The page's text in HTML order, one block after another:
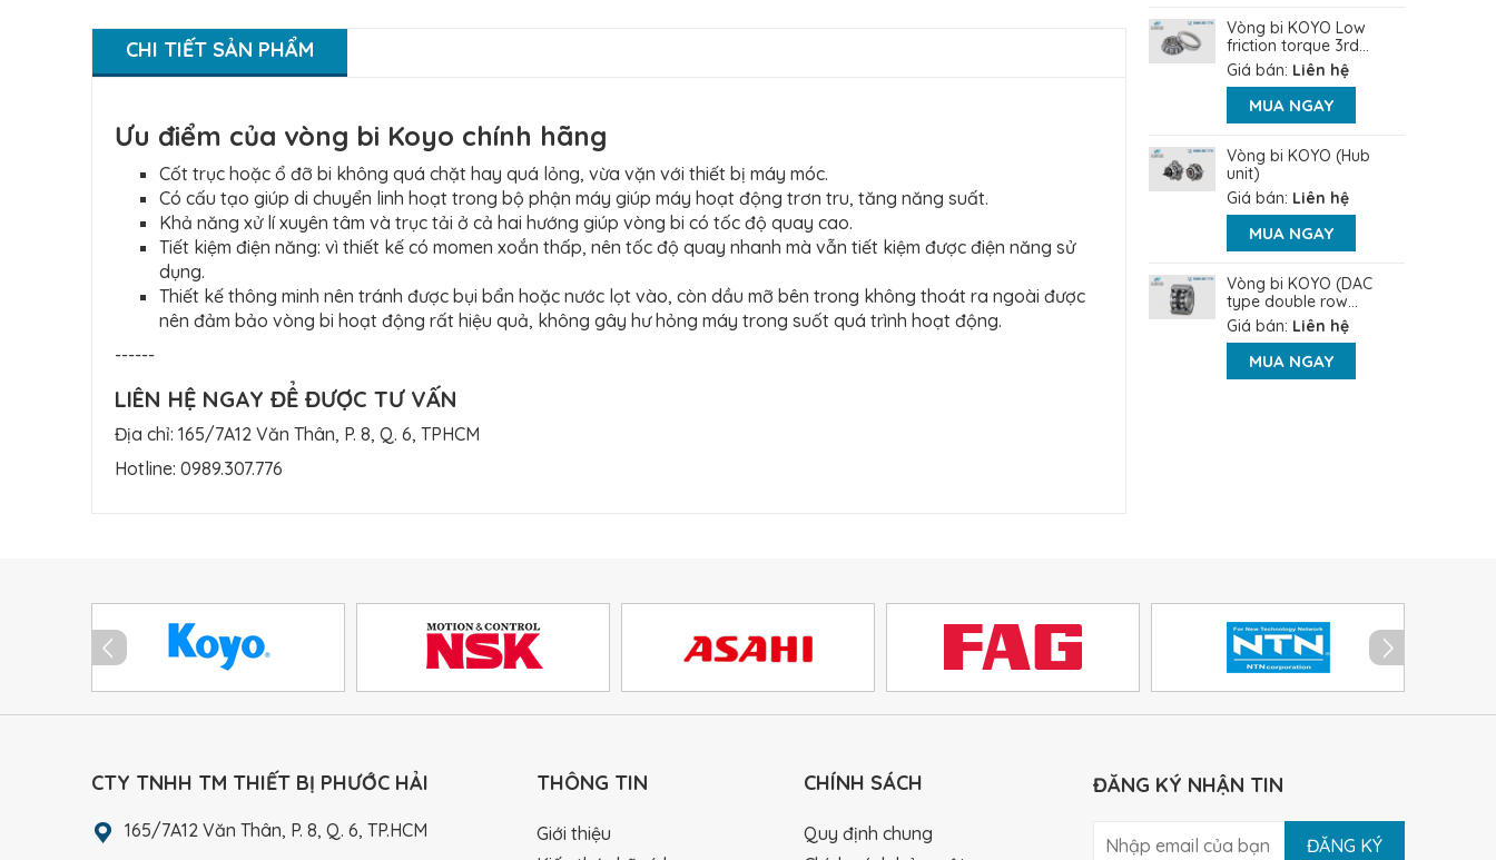
CHI TIẾT SẢN PHẨM
Ưu điểm của vòng bi Koyo chính hãng
Cốt trục hoặc ổ đỡ bi không quá chặt hay quá lỏng, vừa vặn với thiết bị máy móc.
Có cấu tạo giúp di chuyển linh hoạt trong bộ phận máy giúp máy hoạt động trơn tru, tăng năng suất.
Khả năng xử lí xuyên tâm và trục tải ở cả hai hướng giúp vòng bi có tốc độ quay cao.
Tiết kiệm điện năng: vì thiết kế có momen xoắn thấp, nên tốc độ quay nhanh mà vẫn tiết kiệm được điện năng sử
dụng.
Thiết kế thông minh nên tránh được bụi bẩn hoặc nước lọt vào, còn dầu mỡ bên trong không thoát ra ngoài được
nên đảm bảo vòng bi hoạt động rất hiệu quả, không gây hư hỏng máy trong suốt quá trình hoạt động.
------
LIÊN HỆ NGAY ĐỂ ĐƯỢC TƯ VẤN
Địa chỉ: 165/7A12 Văn Thân, P. 8, Q. 6, TPHCM
Hotline: 0989.307.776
Vòng bi KOYO Low
friction torque 3rd...
Giá bán: Liên hệ
MUA NGAY
Vòng bi KOYO (Hub
unit)
Giá bán: Liên hệ
MUA NGAY
Vòng bi KOYO (DAC
type double row...
Giá bán: Liên hệ
MUA NGAY
CTY TNHH TM THIẾT BỊ PHƯỚC HẢI
165/7A12 Văn Thân, P. 8, Q. 6, TP.HCM
THÔNG TIN
Giới thiệu
CHÍNH SÁCH
Quy định chung
ĐĂNG KÝ NHẬN TIN
ĐĂNG KÝ